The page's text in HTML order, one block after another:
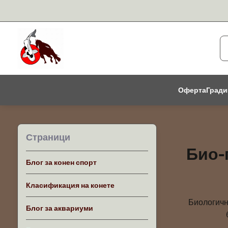
Оферта
Био-
Страници
Блог за конен спорт
Класификация на конете
Блог за аквариуми